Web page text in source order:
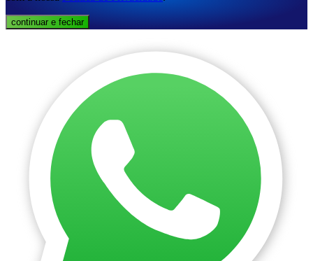
continuar e fechar